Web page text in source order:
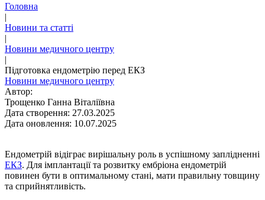
Головна
|
Новини та статті
|
Новини медичного центру
|
Підготовка ендометрію перед ЕКЗ
Новини медичного центру
Автор:
Трощенко Ганна Віталіївна
Дата створення: 27.03.2025
Дата оновлення: 10.07.2025
Ендометрій відіграє вирішальну роль в успішному заплідненні
ЕКЗ. Для імплантації та розвитку ембріона ендометрій
повинен бути в оптимальному стані, мати правильну товщину
та сприйнятливість.